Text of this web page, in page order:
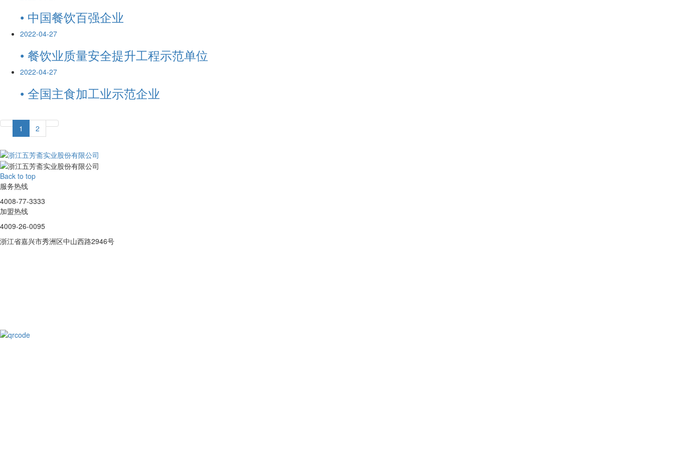
• 中国餐饮百强企业
2022-04-27
• 餐饮业质量安全提升工程示范单位
2022-04-27
• 全国主食加工业示范企业
1 2
Back to top
服务热线
4008-77-3333
加盟热线
4009-26-0095
浙江省嘉兴市秀洲区中山西路2946号